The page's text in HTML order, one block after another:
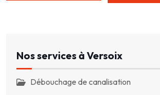
Nos services à Versoix
Débouchage de canalisation